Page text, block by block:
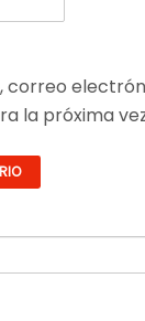
correo
la próxima